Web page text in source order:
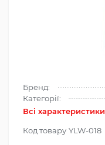
Бренд:
Категорії:
Всі характеристики
Код товару YLW-018